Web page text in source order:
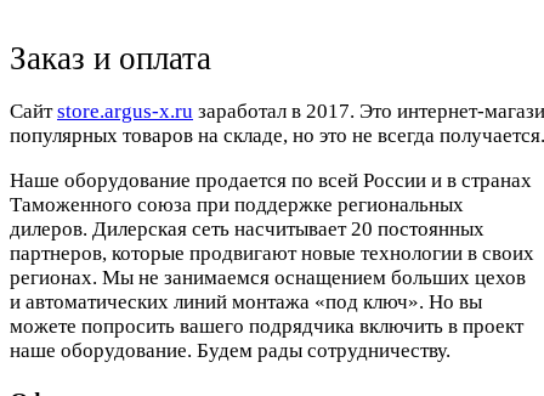
Заказ и оплата
Cайтstore.argus-x.ru заработал в 2017. Это интернет-
популярных товаров на складе, но это не всегда
Наше оборудование продается по всей России и в странах
Таможенного союза при поддержке региональных
дилеров. Дилерская сеть насчитывает 20 постоянных
партнеров, которые продвигают новые технологии в своих
регионах. Мы не занимаемся оснащением больших цехов
и автоматических линий монтажа «под ключ». Но вы
можете попросить вашего подрядчика включить в проект
наше оборудование. Будем рады сотрудничеству.